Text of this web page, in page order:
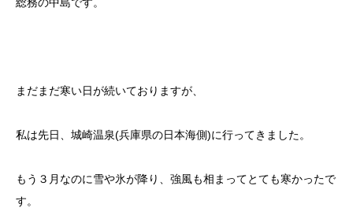
まだまだ寒い日が続いておりますが、
私は先日、城崎温泉(兵庫県の日本海側)に行ってきました。
もう３月なのに雪や氷が降り、強風も相まってとても寒かったで
す。